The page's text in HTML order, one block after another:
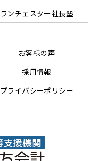
ランチェスター社長塾
お客様の声
採用情報
プライバシーポリシー